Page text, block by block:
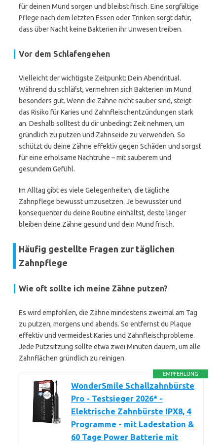
für deinen Mund sorgen und bleibst frisch. Eine sorgfältige
Pflege nach dem letzten Essen oder Trinken sorgt dafür,
dass über Nacht keine Bakterien ihr Unwesen treiben.
Vor dem Schlafengehen
Vielleicht der wichtigste Zeitpunkt: Dein Abendritual.
Während du schläfst, vermehren sich Bakterien im Mund
besonders gut. Wenn die Zähne nicht sauber sind, steigt
das Risiko für Karies und Zahnfleischentzündungen stark
an. Deshalb solltest du dir unbedingt Zeit nehmen, um
gründlich zu putzen und Zahnseide zu verwenden. So
schützt du deine Zähne effektiv gegen Schäden und sorgst
für eine erholsame Nachtruhe – mit sauberem und
gesundem Gefühl.
Im Alltag gibt es viele Gelegenheiten, die tägliche
Zahnpflege bewusst umzusetzen. Je bewusster und
konsequenter du deine Routine einhältst, desto länger
bleiben deine Zähne gesund und dein Mund frisch.
Häufig gestellte Fragen zur täglichen
Zahnpflege
Wie oft sollte ich meine Zähne putzen?
Es wird empfohlen, die Zähne mindestens zweimal am Tag
zu putzen, morgens und abends. So entfernst du Plaque
effektiv und vermeidest Karies und Zahnfleischprobleme.
Jede Putzsitzung sollte etwa zwei Minuten dauern, um alle
Zahnflächen gründlich zu reinigen.
EMPFEHLUNG
WonderSmile Schallzahnbürste
Pro - Testsieger 2026* -
Elektrische Zahnbürste IPX8, 4
Programme - mit Ladestation &
60 Tage Power Batterie mit